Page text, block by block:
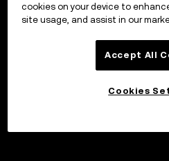
cookies on your device to
site usage, and assist in our
Accept All
Cookies